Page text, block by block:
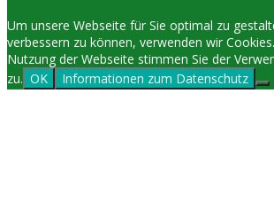
Um unsere Webseite für Sie optimal zu
verbessern zu können, verwenden wir
Nutzung der Webseite stimmen Sie der
zu. OK Informationen zum Datenschutz